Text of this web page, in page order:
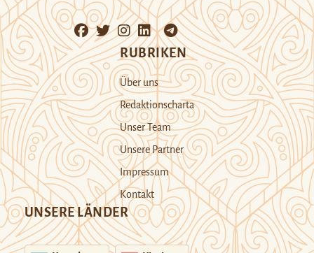
RUBRIKEN
Über uns
Redaktionscharta
Unser Team
Unsere Partner
Impressum
Kontakt
UNSERE LÄNDER